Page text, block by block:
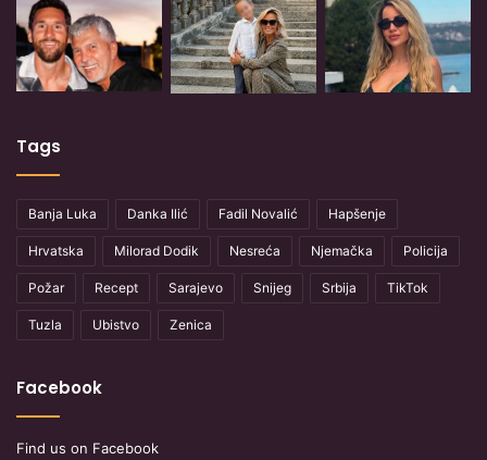
Tags
Banja Luka Danka Ilić Fadil Novalić Hapšenje
Hrvatska Milorad Dodik Nesreća Njemačka Policija
Požar Recept Sarajevo Snijeg Srbija TikTok
Tuzla Ubistvo Zenica
Facebook
Find us on Facebook